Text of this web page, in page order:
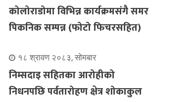
कोलोराडोमा विभिन्न कार्यक्रमसंगै समर
पिकनिक सम्पन्न (फोटो फिचरसहित)
१८ श्रावण २०८३, सोमबार
निम्सदाइ सहितका आरोहीको
निधनपछि पर्वतारोहण क्षेत्र शोकाकुल